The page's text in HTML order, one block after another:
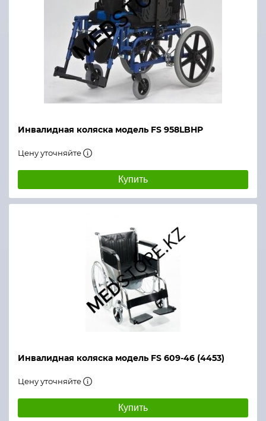
Инвалидная коляска модель FS 958LBHP
Цену уточняйте
Купить
Инвалидная коляска модель FS 609-46 (4453)
Цену уточняйте
Купить